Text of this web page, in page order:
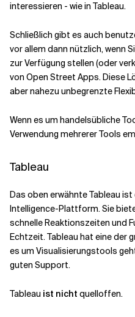
interessieren - wie in Tableau.
Schließlich gibt es auch
vor allem dann nützlich, wenn
zur Verfügung stellen (oder
von Open Street Apps. Diese
aber nahezu unbegrenzte
Wenn es um handelsübliche
Verwendung mehrerer Tools
Tableau
Das oben erwähnte Tableau
Intelligence-Plattform. Sie
schnelle Reaktionszeiten und
Echtzeit. Tableau hat eine der
es um Visualisierungstools
guten Support.
Tableau ist nicht quelloffen.